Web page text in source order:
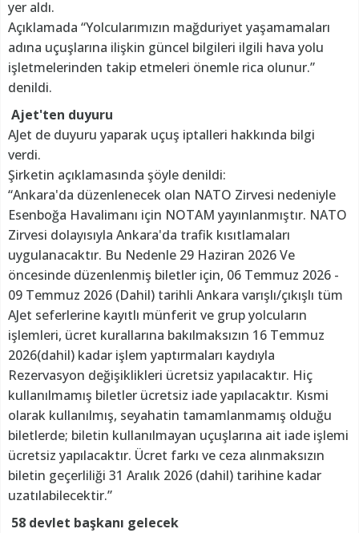
yer aldı.
Açıklamada “Yolcularımızın mağduriyet yaşamamaları
adına uçuşlarına ilişkin güncel bilgileri ilgili hava yolu
işletmelerinden takip etmeleri önemle rica olunur.”
denildi.
Ajet'ten duyuru
AJet de duyuru yaparak uçuş iptalleri hakkında bilgi
verdi.
Şirketin açıklamasında şöyle denildi:
“Ankara'da düzenlenecek olan NATO Zirvesi nedeniyle
Esenboğa Havalimanı için NOTAM yayınlanmıştır. NATO
Zirvesi dolayısıyla Ankara'da trafik kısıtlamaları
uygulanacaktır. Bu Nedenle 29 Haziran 2026 Ve
öncesinde düzenlenmiş biletler için, 06 Temmuz 2026 -
09 Temmuz 2026 (Dahil) tarihli Ankara varışlı/çıkışlı tüm
AJet seferlerine kayıtlı münferit ve grup yolcuların
işlemleri, ücret kurallarına bakılmaksızın 16 Temmuz
2026(dahil) kadar işlem yaptırmaları kaydıyla
Rezervasyon değişiklikleri ücretsiz yapılacaktır. Hiç
kullanılmamış biletler ücretsiz iade yapılacaktır. Kısmi
olarak kullanılmış, seyahatin tamamlanmamış olduğu
biletlerde; biletin kullanılmayan uçuşlarına ait iade işlemi
ücretsiz yapılacaktır. Ücret farkı ve ceza alınmaksızın
biletin geçerliliği 31 Aralık 2026 (dahil) tarihine kadar
uzatılabilecektir.”
58 devlet başkanı gelecek